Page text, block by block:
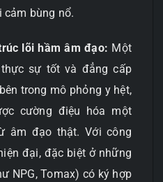
bùng nổ.
lõi hầm âm đạo: Một
sự tốt và đẳng cấp
trong mô phỏng y hệt,
cường điệu hóa một
âm đạo thật. Với công
đại, đặc biệt ở những
NPG, Tomax) có ký hợp